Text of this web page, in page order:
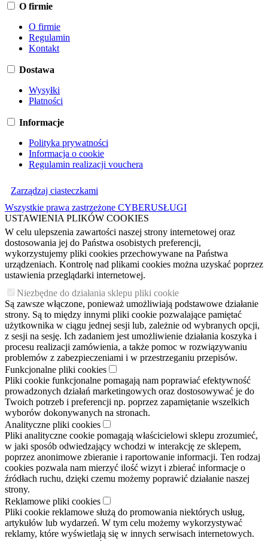
O firmie
O firmie
Regulamin
Kontakt
Dostawa
Wysyłki
Płatności
Informacje
Polityka prywatności
Informacja o cookie
Regulamin realizacji vouchera
Zarządzaj ciasteczkami
Wszystkie prawa zastrzeżone CYBERUSŁUGI
USTAWIENIA PLIKÓW COOKIES
W celu ulepszenia zawartości naszej strony internetowej oraz
dostosowania jej do Państwa osobistych preferencji,
wykorzystujemy pliki cookies przechowywane na Państwa
urządzeniach. Kontrolę nad plikami cookies można uzyskać poprzez
ustawienia przeglądarki internetowej.
Niezbędne do działania sklepu pliki cookie
Są zawsze włączone, ponieważ umożliwiają podstawowe działanie
strony. Są to między innymi pliki cookie pozwalające pamiętać
użytkownika w ciągu jednej sesji lub, zależnie od wybranych opcji,
z sesji na sesję. Ich zadaniem jest umożliwienie działania koszyka i
procesu realizacji zamówienia, a także pomoc w rozwiązywaniu
problemów z zabezpieczeniami i w przestrzeganiu przepisów.
Funkcjonalne pliki cookies
Pliki cookie funkcjonalne pomagają nam poprawiać efektywność
prowadzonych działań marketingowych oraz dostosowywać je do
Twoich potrzeb i preferencji np. poprzez zapamiętanie wszelkich
wyborów dokonywanych na stronach.
Analityczne pliki cookies
Pliki analityczne cookie pomagają właścicielowi sklepu zrozumieć,
w jaki sposób odwiedzający wchodzi w interakcję ze sklepem,
poprzez anonimowe zbieranie i raportowanie informacji. Ten rodzaj
cookies pozwala nam mierzyć ilość wizyt i zbierać informacje o
źródłach ruchu, dzięki czemu możemy poprawić działanie naszej
strony.
Reklamowe pliki cookies
Pliki cookie reklamowe służą do promowania niektórych usług,
artykułów lub wydarzeń. W tym celu możemy wykorzystywać
reklamy, które wyświetlają się w innych serwisach internetowych.